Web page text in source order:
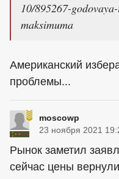
10/895267-
maksimuma
Американский
проблемы...
moscowp
23 ноября 2021
Рынок заметил
сейчас цены